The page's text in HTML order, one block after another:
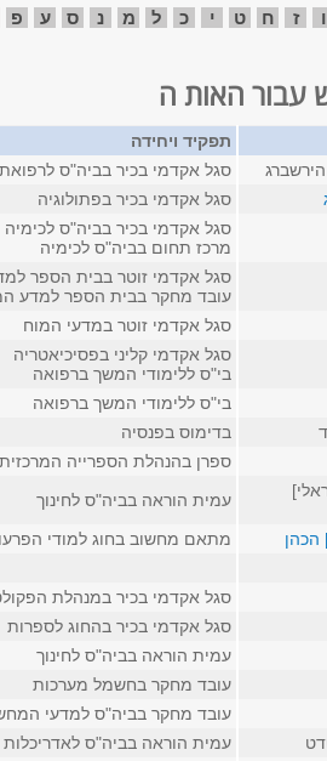
ו ז ח ט י כ ל מ נ ס ע פ
עבור האות ה
תפקיד ויחידה
סגל אקדמי בכיר בביה"ס לרפואת
סגל אקדמי בכיר בפתולוגיה
סגל אקדמי בכיר בביה"ס לכימיה
מרכז תחום בביה"ס לכימיה
סגל אקדמי זוטר בבית הספר
עובד מחקר בבית הספר למדע
סגל אקדמי זוטר במדעי המוח
סגל אקדמי קליני בפסיכיאטריה
בי"ס ללימודי המשך ברפואה
בי"ס ללימודי המשך ברפואה
בדימוס בפנסיה
ספרן בהנהלת הספרייה המרכזית
עמית הוראה בביה"ס לחינוך
הכהן
מתאם מחשוב בחוג למודי
סגל אקדמי בכיר במנהלת
סגל אקדמי בכיר בהחוג לספרות
עמית הוראה בביה"ס לחינוך
עובד מחקר בחשמל מערכות
עובד מחקר בביה"ס למדעי
עמית הוראה בביה"ס לאדריכלות